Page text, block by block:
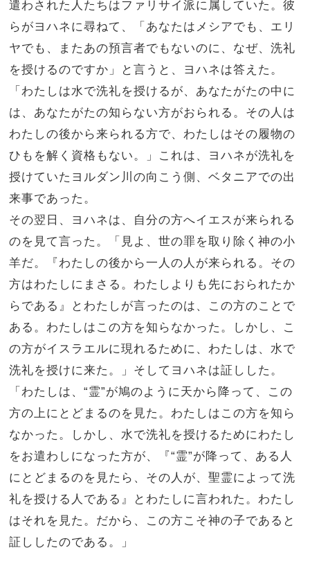
遣わされた人たちはファリサイ派に属していた。彼
らがヨハネに尋ねて、「あなたはメシアでも、エリ
ヤでも、またあの預言者でもないのに、なぜ、洗礼
を授けるのですか」と言うと、 ヨハネは答えた。
「わたしは水で洗礼を授けるが、あなたがたの中に
は、あなたがたの知らない方がおられる。 その人は
わたしの後から来られる方で、わたしはその履物の
ひもを解く資格もない。」 これは、ヨハネが洗礼を
授けていたヨルダン川の向こう側、ベタニアでの出
来事であった。
その翌日、ヨハネは、自分の方へイエスが来られる
のを見て言った。「見よ、世の罪を取り除く神の小
羊だ。
『わたしの後から一人の人が来られる。その
方はわたしにまさる。わたしよりも先におられたか
らである』とわたしが言ったのは、この方のことで
ある。 わたしはこの方を知らなかった。しかし、こ
の方がイスラエルに現れるために、わたしは、水で
洗礼を授けに来た。」 そしてヨハネは証しした。
「わたしは、“霊”が鳩のように天から降って、この
方の上にとどまるのを見た。 わたしはこの方を知ら
なかった。しかし、水で洗礼を授けるためにわたし
をお遣わしになった方が、『“霊”が降って、ある人
にとどまるのを見たら、その人が、聖霊によって洗
礼を授ける人である』とわたしに言われた。 わたし
はそれを見た。だから、この方こそ神の子であると
証ししたのである。」